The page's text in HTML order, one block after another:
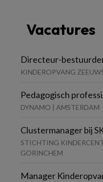
Vacatures
Directeur-
KINDEROPVANG
Pedagogisch
DYNAMO | AMSTERDAM
Clustermanager bij
STICHTING
GORINCHEM
Manager